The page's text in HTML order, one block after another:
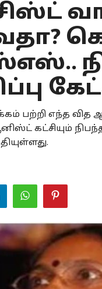
எந்த வித
கட்சியும்